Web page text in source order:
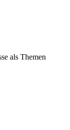
als Themen